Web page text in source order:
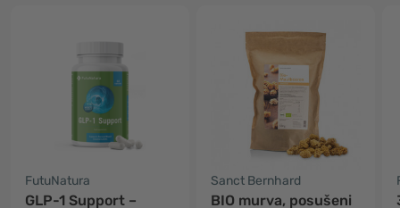
FutuNatura
GLP-1 Support –
Sanct Bernhard
BIO murva, posušeni